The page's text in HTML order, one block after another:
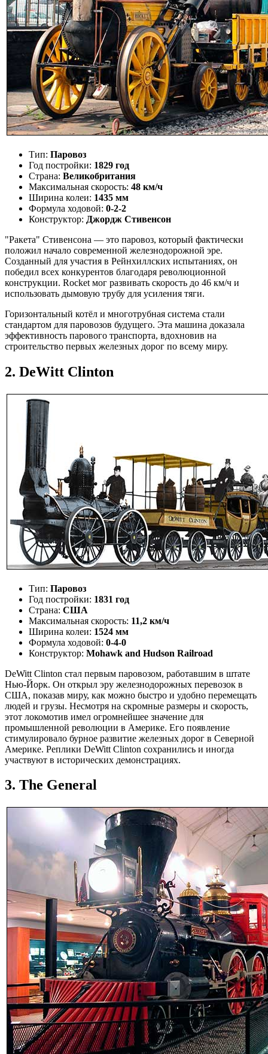
Тип: Паровоз
Год постройки: 1829 год
Страна: Великобритания
Максимальная скорость: 48 км/ч
Ширина колеи: 1435 мм
Формула ходовой: 0-2-2
Конструктор: Джордж Стивенсон
"Ракета" Стивенсона — это паровоз, который фактически
положил начало современной железнодорожной эре.
Созданный для участия в Рейнхиллских испытаниях, он
победил всех конкурентов благодаря революционной
конструкции. Rocket мог развивать скорость до 46 км/ч и
использовать дымовую трубу для усиления тяги.
Горизонтальный котёл и многотрубная система стали
стандартом для паровозов будущего. Эта машина доказала
эффективность парового транспорта, вдохновив на
строительство первых железных дорог по всему миру.
2. DeWitt Clinton
Тип: Паровоз
Год постройки: 1831 год
Страна: США
Максимальная скорость: 11,2 км/ч
Ширина колеи: 1524 мм
Формула ходовой: 0-4-0
Конструктор: Mohawk and Hudson Railroad
DeWitt Clinton стал первым паровозом, работавшим в штате
Нью-Йорк. Он открыл эру железнодорожных перевозок в
США, показав миру, как можно быстро и удобно перемещать
людей и грузы. Несмотря на скромные размеры и скорость,
этот локомотив имел огромнейшее значение для
промышленной революции в Америке. Его появление
стимулировало бурное развитие железных дорог в Северной
Америке. Реплики DeWitt Clinton сохранились и иногда
участвуют в исторических демонстрациях.
3. The General